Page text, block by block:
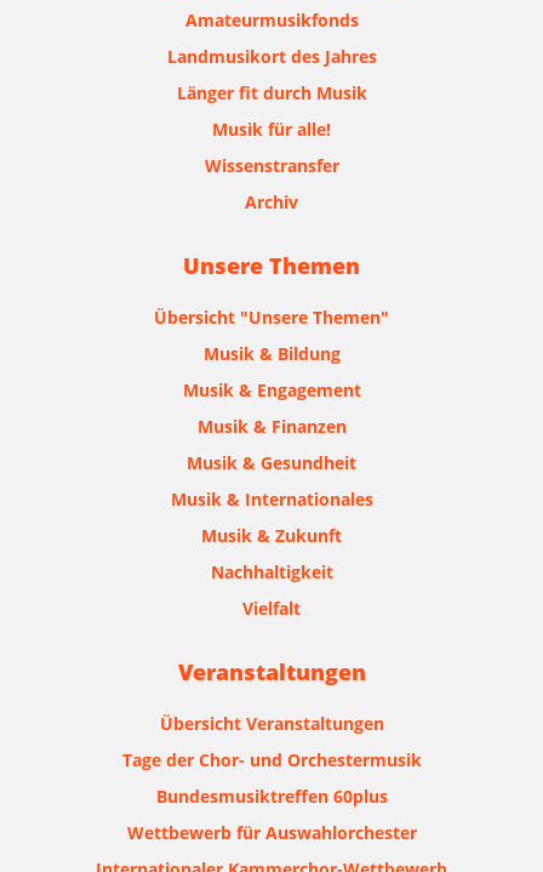
Amateurmusikfonds
Landmusikort des Jahres
Länger fit durch Musik
Musik für alle!
Wissenstransfer
Archiv
Unsere Themen
Übersicht "Unsere Themen"
Musik & Bildung
Musik & Engagement
Musik & Finanzen
Musik & Gesundheit
Musik & Internationales
Musik & Zukunft
Nachhaltigkeit
Vielfalt
Veranstaltungen
Übersicht Veranstaltungen
Tage der Chor- und Orchestermusik
Bundesmusiktreffen 60plus
Wettbewerb für Auswahlorchester